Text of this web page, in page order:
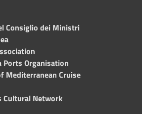
Consiglio dei Ministri
Ports Organisation
Mediterranean Cruise
Cultural Network